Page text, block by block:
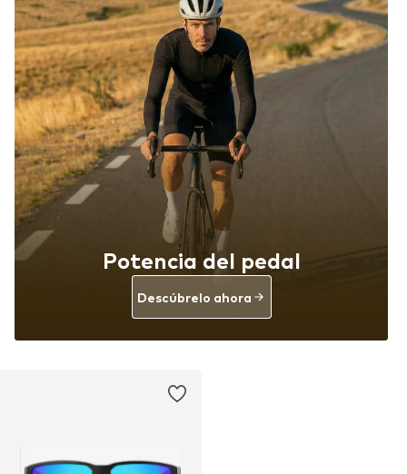
Potencia del pedal
Descúbrelo ahora